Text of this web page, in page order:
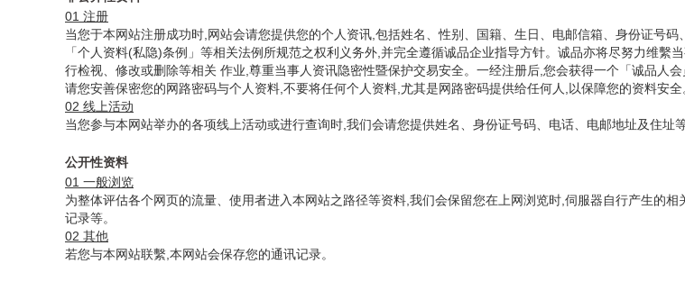
01 注册
当您于本网站注册成功时,网站会请您提供您的个人资讯,包括姓名、性别、国籍、生日、电邮信箱、身份证号
「个人资料(私隐)条例」等相关法例所规范之权利义务外,并完全遵循诚品企业指导方针。诚品亦将尽努力维
行检视、修改或删除等相关 作业,尊重当事人资讯隐密性暨保护交易安全。一经注册后,您会获得一个「诚品人
请您安善保密您的网路密码与个人资料,不要将任何个人资料,尤其是网路密码提供给任何人,以保障您的资料安全
02 线上活动
当您参与本网站举办的各项线上活动或进行查询时,我们会请您提供姓名、身份证号码、电话、电邮地址及住址
公开性资料
01 一般浏览
为整体评估各个网页的流量、使用者进入本网站之路径等资料,我们会保留您在上网浏览时,伺服器自行产生的
记录等。
02 其他
若您与本网站联繫,本网站会保存您的通讯记录。